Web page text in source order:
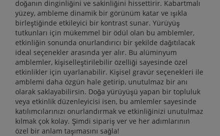
doğanın dinginliğini ve sakinliğini hissettirir. Kabartmalı
yüzey, ambleme dinamik bir görünüm katar ve ışıkla
birleştiğinde etkileyici bir kontrast sunar. Yürüyüş
tutkunları için mükemmel bir ödül olan bu amblemler,
etkinliğin sonunda onurlandırıcı bir şekilde dağıtılacak
ideal seçenekler arasında yer alır. Bu alüminyum
amblemler, kişiselleştirilebilir özelliği sayesinde özel
etkinlikler için uyarlanabilir. Kişisel gravür seçenekleri ile
amblemi daha özgün hale getirip, unutulmaz bir anı
olarak saklayabilirsin. Doğa yürüyüşü yapan bir topluluk
veya etkinlik düzenleyicisi isen, bu amlemler sayesinde
katılımcılarınızı onurlandırmak ve etkinliğinizi unutulmaz
kılmak çok kolay. Şimdi sipariş ver ve her adımlarının
özel bir anlam taşımasını sağla!